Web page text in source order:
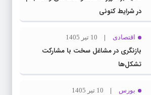
در شرایط کنونی
اقتصادی 10 تیر 1405
بازنگری در مشاغل سخت با مشارکت
تشکل‌ها
بورس 10 تیر 1405